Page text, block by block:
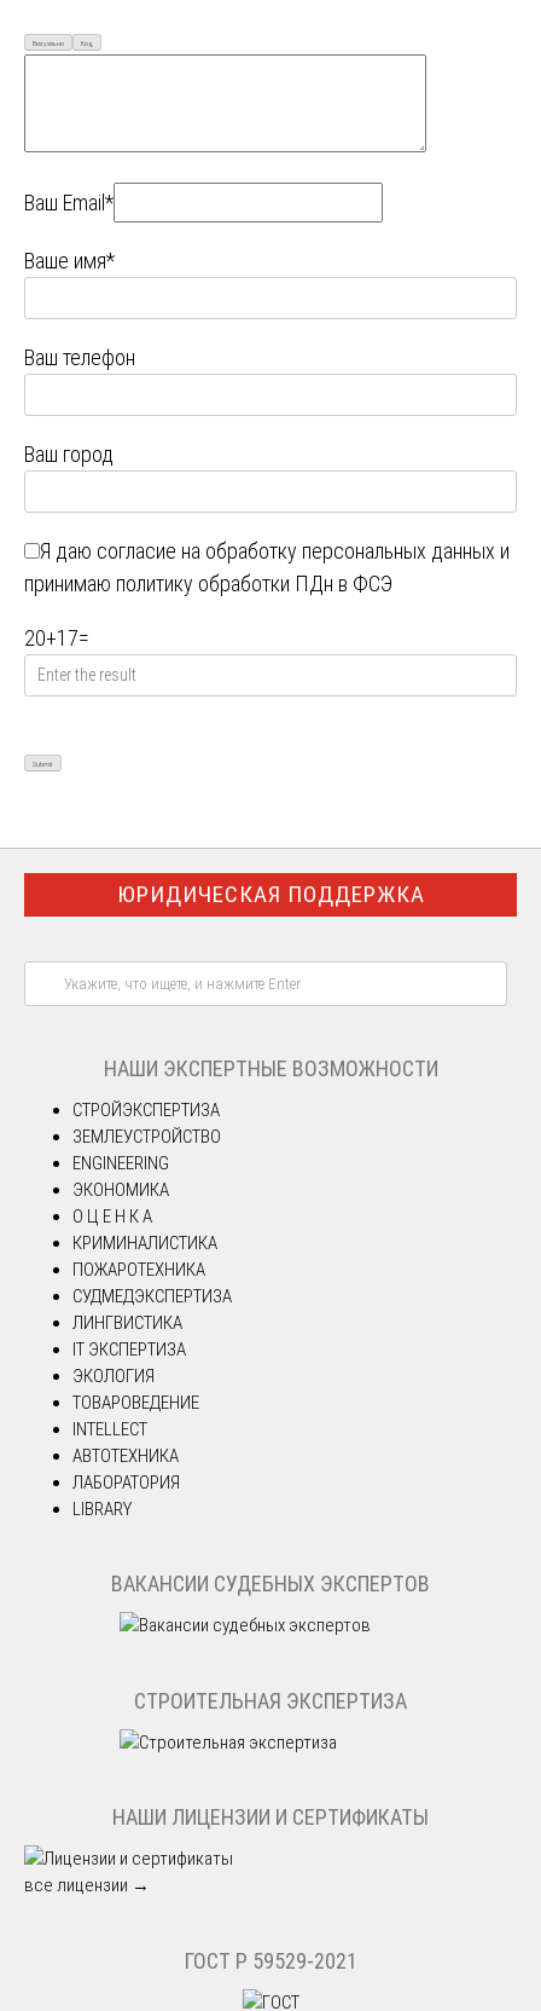
Визуально Код
Ваш Email*
Ваше имя*
Ваш телефон
Ваш город
Я даю согласие на обработку персональных данных и
принимаю политику обработки ПДн в ФСЭ
20+17=
ЮРИДИЧЕСКАЯ ПОДДЕРЖКА
НАШИ ЭКСПЕРТНЫЕ ВОЗМОЖНОСТИ
СТРОЙЭКСПЕРТИЗА
ЗЕМЛЕУСТРОЙСТВО
ENGINEERING
ЭКОНОМИКА
О Ц Е Н К А
КРИМИНАЛИСТИКА
ПОЖАРОТЕХНИКА
СУДМЕДЭКСПЕРТИЗА
ЛИНГВИСТИКА
IT ЭКСПЕРТИЗА
ЭКОЛОГИЯ
ТОВАРОВЕДЕНИЕ
INTELLECT
АВТОТЕХНИКА
ЛАБОРАТОРИЯ
LIBRARY
ВАКАНСИИ СУДЕБНЫХ ЭКСПЕРТОВ
СТРОИТЕЛЬНАЯ ЭКСПЕРТИЗА
НАШИ ЛИЦЕНЗИИ И СЕРТИФИКАТЫ
все лицензии →
ГОСТ Р 59529-2021